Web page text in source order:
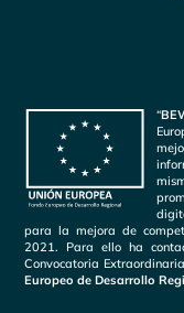
“
para la mejora de
2021. Para ello ha
Convocatoria
Europeo de Desarrollo